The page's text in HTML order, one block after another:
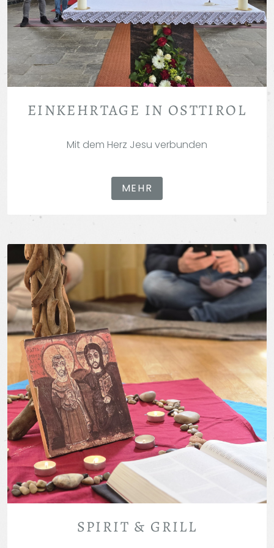
EINKEHRTAGE IN OSTTIROL
Mit dem Herz Jesu verbunden
MEHR
SPIRIT & GRILL